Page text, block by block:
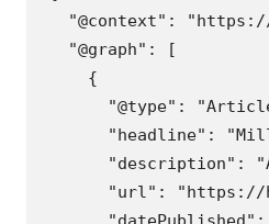
"@context" : "https://
"@graph" :
[
{
"@type" :
"headline" :
"description" :
"url" : "https://